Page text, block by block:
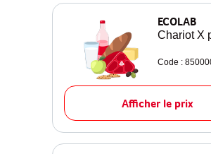
ECOLAB
Chariot X
Code :
Afficher le prix